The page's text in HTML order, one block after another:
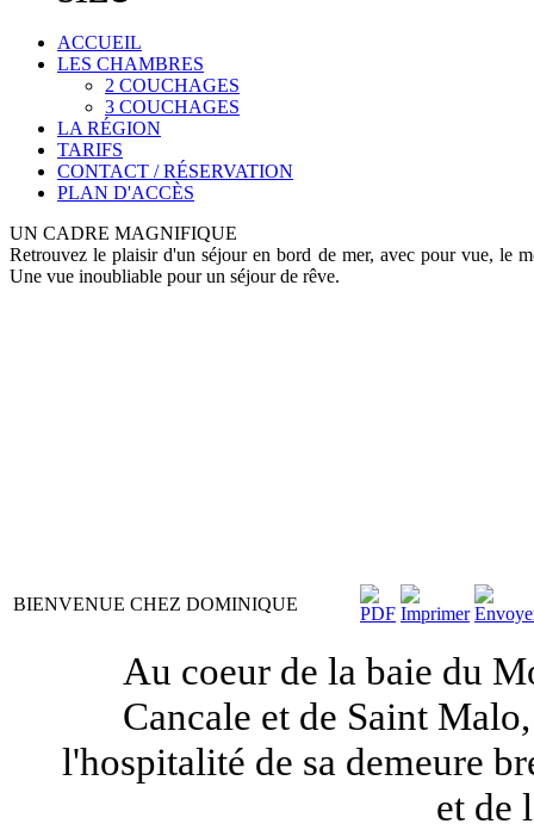
ACCUEIL
LES CHAMBRES
2 COUCHAGES
3 COUCHAGES
LA RÉGION
TARIFS
CONTACT / RÉSERVATION
PLAN D'ACCÈS
UN CADRE MAGNIFIQUE
Retrouvez le plaisir d'un séjour en bord de mer, avec pour vue, le
Une vue inoubliable pour un séjour de rêve.
BIENVENUE CHEZ DOMINIQUE
Au coeur de la baie du
Cancale et de Saint
l'hospitalité de sa demeure
et de